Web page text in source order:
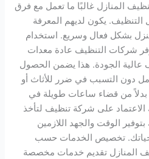
المنازل غالبًا ما تعمل مع فرق
يكون لديهم المعرفة
بشكل فعال وسريع. استخدام
شركات التنظيف عادة معدات
الجودة. هذا يضمن الحصول
دون التسبب في ضرر للأثاث أو
من قضاء ساعات طويلة في
على شركة تنظيف لتأخذ
الوقت والجهد اللازمين
تخصيص الخدمات حسب
المنازل تقديم خدمات مخصصة